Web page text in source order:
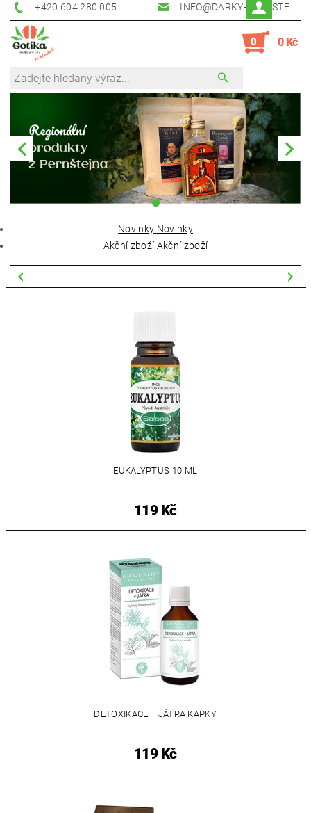
+420 604 280 005 INFO@DARKY-PERNSTEJN.CZ
0 0 Kč
Novinky Novinky
Akční zboží Akční zboží
EUKALYPTUS 10 ML
119 Kč
DETOXIKACE + JÁTRA KAPKY
119 Kč